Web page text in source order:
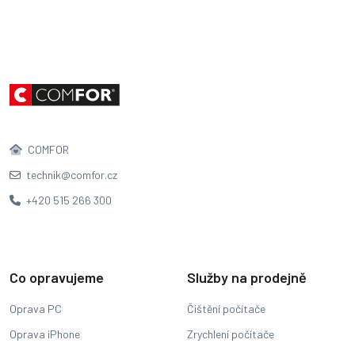
COMFOR
technik@comfor.cz
+420 515 266 300
Co opravujeme
Oprava PC
Oprava iPhone
Služby na prodejně
Čištění počítače
Zrychlení počítače